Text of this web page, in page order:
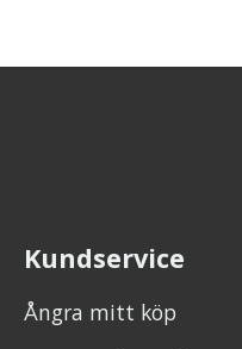
Kundservice
Ångra mitt köp